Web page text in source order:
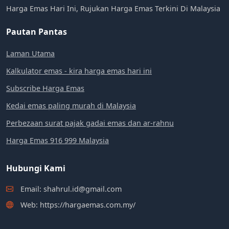
Harga Emas Hari Ini, Rujukan Harga Emas Terkini Di Malaysia
Pautan Pantas
Laman Utama
Kalkulator emas - kira harga emas hari ini
Subscribe Harga Emas
Kedai emas paling murah di Malaysia
Perbezaan surat pajak gadai emas dan ar-rahnu
Harga Emas 916 999 Malaysia
Hubungi Kami
Email: shahrul.id@gmail.com
Web: https://hargaemas.com.my/